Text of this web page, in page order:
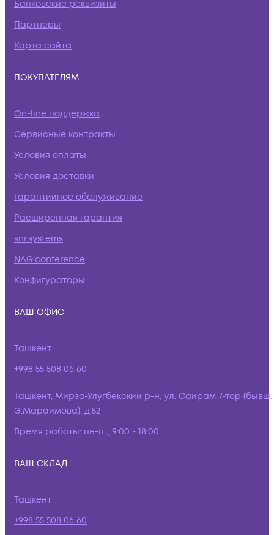
Банковские реквизиты
Партнеры
Карта сайта
ПОКУПАТЕЛЯМ
On-line поддержка
Сервисные контракты
Условия оплаты
Условия доставки
Гарантийное обслуживание
Расширенная гарантия
snr.systems
NAG.conference
Конфигураторы
ВАШ ОФИС
Ташкент
+998 55 508 06 60
Ташкент, Мирзо-Улугбекский р-н, ул. Сайрам 7-тор (бывш.
Э.Мараимова), д.52
Время работы: пн-пт, 9:00 - 18:00
ВАШ СКЛАД
Ташкент
+998 55 508 06 60